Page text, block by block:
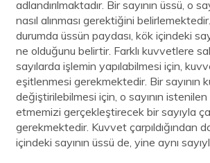
adlandırılmaktadır. Bir sayının üssü, o
nasıl alınması gerektiğini
durumda üssün paydası, kök içindeki
ne olduğunu belirtir. Farklı kuvvetlere
sayılarda işlemin yapılabilmesi için,
eşitlenmesi gerekmektedir. Bir sayının
değiştirilebilmesi için, o sayının
etmemizi gerçekleştirecek bir sayıyla
gerekmektedir. Kuvvet çarpıldığından
içindeki sayının üssü de, yine aynı